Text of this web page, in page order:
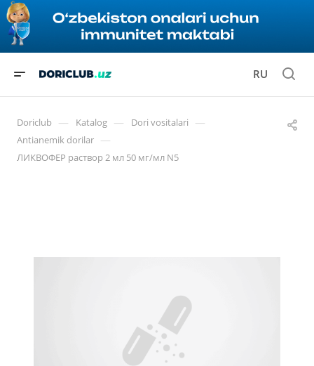
RU
Doriclub — Katalog — Dori vositalari —
Antianemik dorilar —
ЛИКВОФЕР раствор 2 мл 50 мг/мл N5